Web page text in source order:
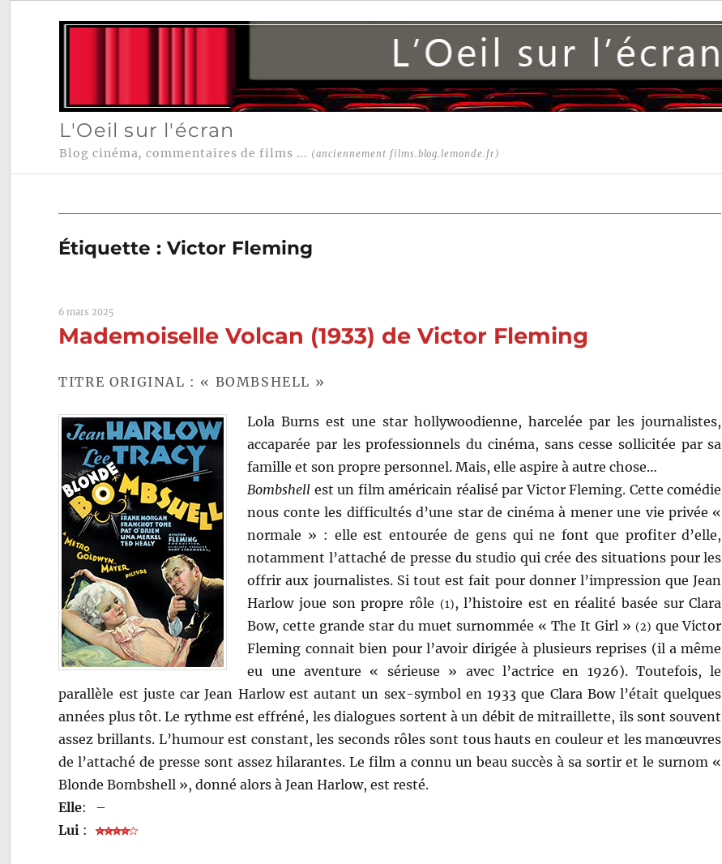
L'Oeil sur l'écran
Blog cinéma, commentaires de films ... (anciennement films.blog.lemonde.fr)
Étiquette :Victor Fleming
6 mars 2025
Mademoiselle Volcan (1933) de Victor Fleming
TITRE ORIGINAL : « BOMBSHELL »
Lola Burns est une star hollywoodienne, harcelée par les journalistes,
accaparée par les professionnels du cinéma, sans cesse sollicitée par sa
famille et son propre personnel. Mais, elle aspire à autre chose…
Bombshell est un film américain réalisé par Victor Fleming. Cette comédie
nous conte les difficultés d’une star de cinéma à mener une vie privée «
normale » : elle est entourée de gens qui ne font que profiter d’elle,
notamment l’attaché de presse du studio qui crée des situations pour les
offrir aux journalistes. Si tout est fait pour donner l’impression que Jean
Harlow joue son propre rôle (1), l’histoire est en réalité basée sur Clara
Bow, cette grande star du muet surnommée « The It Girl » (2) que Victor
Fleming connait bien pour l’avoir dirigée à plusieurs reprises (il a même
eu une aventure « sérieuse » avec l’actrice en 1926). Toutefois, le
parallèle est juste car Jean Harlow est autant un sex-symbol en 1933 que Clara Bow l’était quelques
années plus tôt. Le rythme est effréné, les dialogues sortent à un débit de mitraillette, ils sont souvent
assez brillants. L’humour est constant, les seconds rôles sont tous hauts en couleur et les manœuvres
de l’attaché de presse sont assez hilarantes. Le film a connu un beau succès à sa sortir et le surnom «
Blonde Bombshell », donné alors à Jean Harlow, est resté.
Elle:
–
Lui :